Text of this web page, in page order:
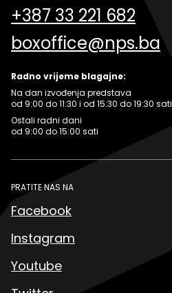
+387 33 221 682
boxoffice@nps.ba
Radno vrijeme blagajne:
Na dan izvođenja predstava
od 9:00 do 11:30 i od 15:30 do 19:30 sati
Ostali radni dani
od 9:00 do 15:00 sati
PRATITE NAS NA
Facebook
Instagram
Youtube